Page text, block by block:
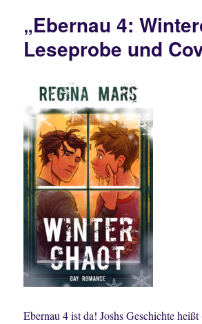
„Ebernau 4:
Leseprobe und
Ebernau 4 ist da! Joshs Geschichte